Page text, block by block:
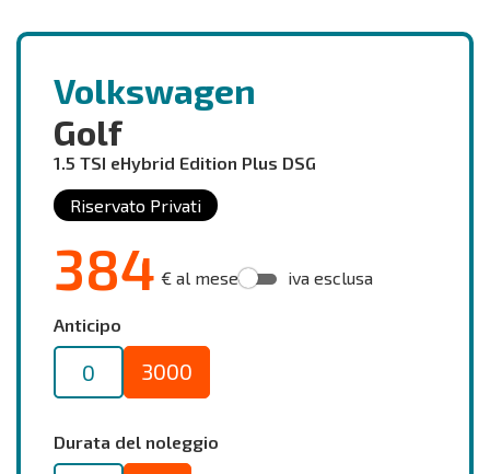
Volkswagen
Golf
1.5 TSI eHybrid Edition Plus DSG
Riservato Privati
384 € al mese iva esclusa
Anticipo
0 3000
Durata del noleggio